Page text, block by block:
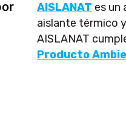
AISLANAT es un
aislante térmico
AISLANAT
Producto